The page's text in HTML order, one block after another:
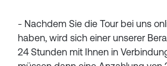
- Nachdem Sie die Tour bei uns
haben, wird sich einer unserer
24 Stunden mit Ihnen in